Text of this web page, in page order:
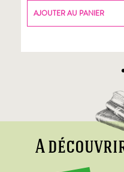
AJOUTER AU PANIER
A